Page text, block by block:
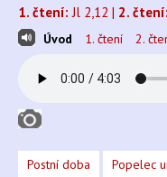
1. čtení: Jl 2,12 | 2. čtení:
Úvod 1. čtení 2.
Postní doba Popelec